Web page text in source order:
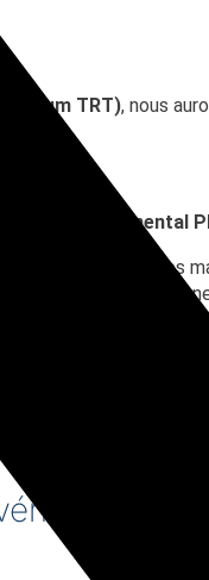
Je-
TRT), nous
From Fundamental
ses travaux sur les
d’étudier
dans des
spin et les dispositifs
à ce lien :
2D